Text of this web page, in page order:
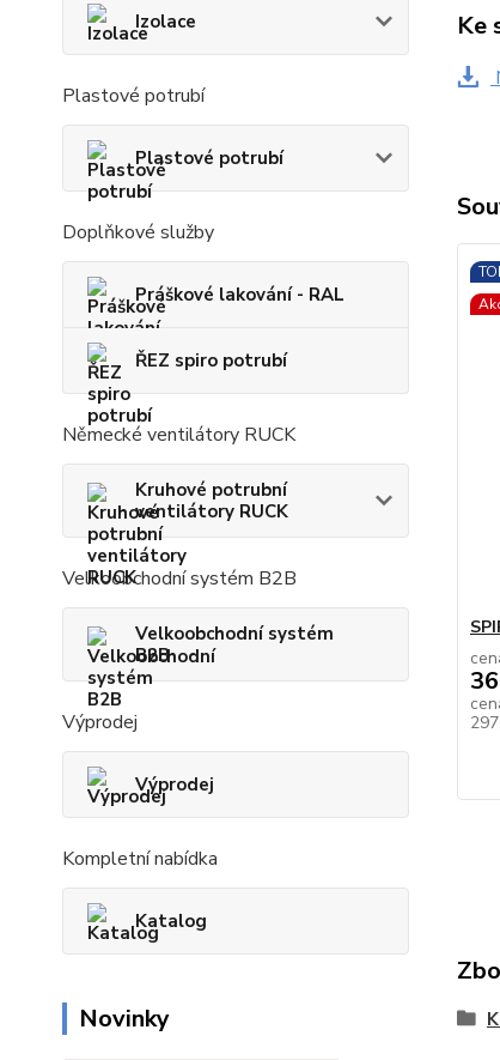
Izolace
Plastové potrubí
Plastové potrubí
Doplňkové služby
Práškové lakování - RAL
ŘEZ spiro potrubí
Německé ventilátory RUCK
Kruhové potrubní
ventilátory RUCK
Velkoobchodní systém B2B
Velkoobchodní systém
B2B
Výprodej
Výprodej
Kompletní nabídka
Katalog
Novinky
Ke